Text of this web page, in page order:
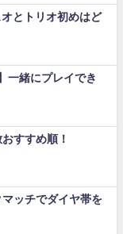
オとトリオ初めはど
一緒にプレイでき
すすめ順！
マッチでダイヤ帯を